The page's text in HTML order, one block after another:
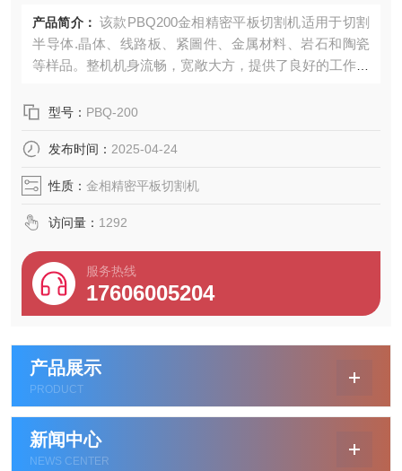
产品简介： 该款PBQ200金相精密平板切割机适用于切割
半导体.晶体、线路板、紧圖件、金属材料、岩石和陶瓷
等样品。整机机身流畅，宽敞大方，提供了良好的工作平
型号： PBQ-200
发布时间： 2025-04-24
性质： 金相精密平板切割机
访问量： 1292
服务热线
17606005204
产品展示
PRODUCT
新闻中心
NEWS CENTER